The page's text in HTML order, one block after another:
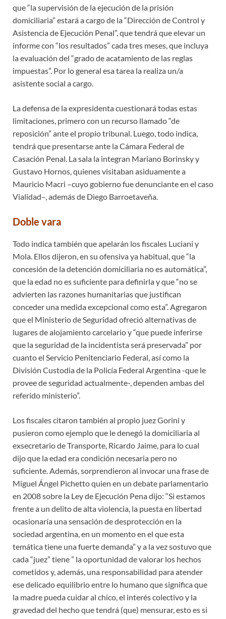
que “la supervisión de la ejecución de la prisión
domiciliaria” estará a cargo de la “Dirección de Control y
Asistencia de Ejecución Penal”, que tendrá que elevar un
informe con “los resultados” cada tres meses, que incluya
la evaluación del “grado de acatamiento de las reglas
impuestas”. Por lo general esa tarea la realiza un/a
asistente social a cargo.
La defensa de la expresidenta cuestionará todas estas
limitaciones, primero con un recurso llamado “de
reposición” ante el propio tribunal. Luego, todo indica,
tendrá que presentarse ante la Cámara Federal de
Casación Penal. La sala la integran Mariano Borinsky y
Gustavo Hornos, quienes visitaban asiduamente a
Mauricio Macri –cuyo gobierno fue denunciante en el caso
Vialidad–, además de Diego Barroetaveña.
Doble vara
Todo indica también que apelarán los fiscales Luciani y
Mola. Ellos dijeron, en su ofensiva ya habitual, que “la
concesión de la detención domiciliaria no es automática”,
que la edad no es suficiente para definirla y que “no se
advierten las razones humanitarias que justifican
conceder una medida excepcional como esta”. Agregaron
que el Ministerio de Seguridad ofreció alternativas de
lugares de alojamiento carcelario y “que puede inferirse
que la seguridad de la incidentista será preservada” por
cuanto el Servicio Penitenciario Federal, así como la
División Custodia de la Policía Federal Argentina -que le
provee de seguridad actualmente-, dependen ambas del
referido ministerio”.
Los fiscales citaron también al propio juez Gorini y
pusieron como ejemplo que le denegó la domiciliaria al
exsecretario de Transporte, Ricardo Jaime, para lo cual
dijo que la edad era condición necesaria pero no
suficiente. Además, sorprendieron al invocar una frase de
Miguel Ángel Pichetto quien en un debate parlamentario
en 2008 sobre la Ley de Ejecución Pena dijo: “Si estamos
frente a un delito de alta violencia, la puesta en libertad
ocasionaría una sensación de desprotección en la
sociedad argentina, en un momento en el que esta
temática tiene una fuerte demanda” y a la vez sostuvo que
cada “juez” tiene ” la oportunidad de valorar los hechos
cometidos y, además, una responsabilidad para atender
ese delicado equilibrio entre lo humano que significa que
la madre pueda cuidar al chico, el interés colectivo y la
gravedad del hecho que tendrá (que) mensurar, esto es si